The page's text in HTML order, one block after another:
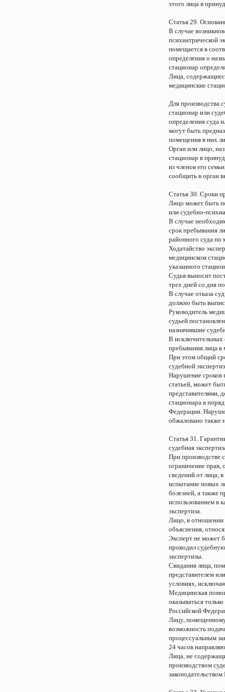
этого лица в
Статья 29.
В случае
психиатрической
помещается в
определения о
стационар
Лица,
медицинские
Для производства
стационар или
определения суда
могут быть
помещения в них
Орган или лицо,
стационар в
из членов его
сообщить в орган
Статья 30. Сроки
Лицо может быть
или судебно-
В случае
срок пребывания
районного суда по
Ходатайство
медицинском
указанного
Судья выносит
трех дней со дня
В случае отказа
должно быть
Руководитель
судьей
назначившие
В исключительных
пребывания лица в
При этом общий
судебной
Нарушение сроков
статьей, может
представителями,
стационара в
Федерации.
обжаловано также
Статья 31.
судебная
При производстве
ограничение прав,
сведений от лица,
испытание новых
болезней, а также
использованием в
экспертиза.
Лицо, в отношении
объяснения,
Эксперт не может
проводил
экспертизы.
Свидания лица,
представителем
условиях,
Медицинская
оказываться
Российской
Лицу, помещенному
возможность
процессуальным
24 часов
Лица, не
производством